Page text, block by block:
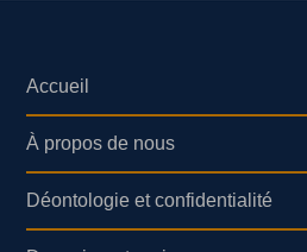
Accueil
À propos de nous
Déontologie et confidentialité